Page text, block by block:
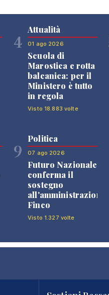
4
Attualità
01 ago 2026
Scuola di
Marostica e rotta
balcanica: per il
Ministero è tutto
in regola
Visto 18.883 volte
9
Politica
07 ago 2026
Futuro Nazionale
conferma il
sostegno
all'amministrazione
Finco
Visto 1.327 volte